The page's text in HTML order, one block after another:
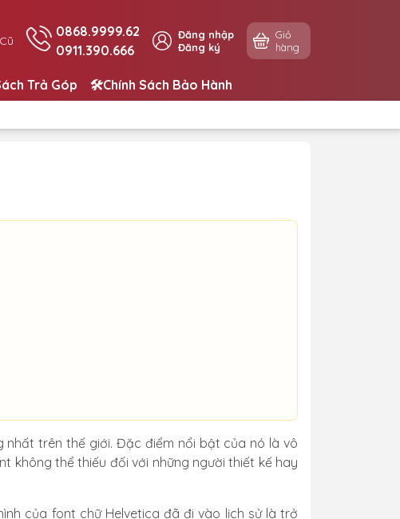
0868.9999.62
0911.390.666
Đăng nhập
Đăng ký
Giỏ
hàng
Trả Góp 🛠️Chính Sách Bảo Hành
trên thế giới. Đặc điểm nổi bật của nó là vô
không thể thiếu đối với những người thiết kế hay
của font chữ Helvetica đã đi vào lịch sử là trở